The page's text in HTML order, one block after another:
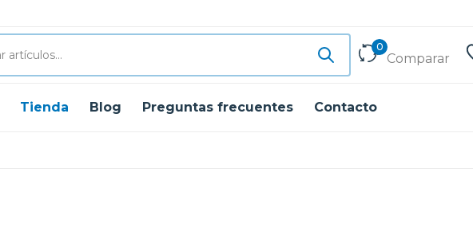
0
Comparar
Tienda Blog Preguntas frecuentes Contacto